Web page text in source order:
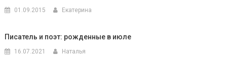
01.09.2015 Екатерина
Писатель и поэт: рожденные в июле
16.07.2021 Наталья